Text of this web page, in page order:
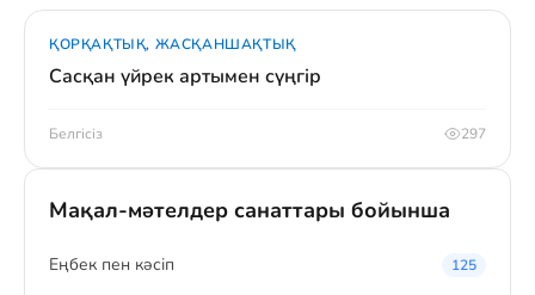
ҚОРҚАҚТЫҚ, ЖАСҚАНШАҚТЫҚ
Сасқан үйрек артымен сүңгір
Белгісіз 297
Мақал-мәтелдер санаттары бойынша
Eңбек пен кәсіп 125